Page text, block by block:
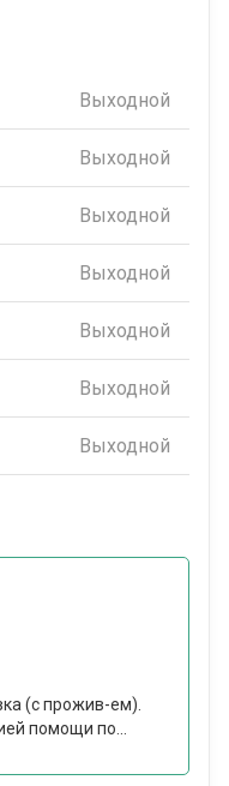
Выходной
Выходной
Выходной
Выходной
Выходной
Выходной
Выходной
(с прожив-ем).
помощи по...